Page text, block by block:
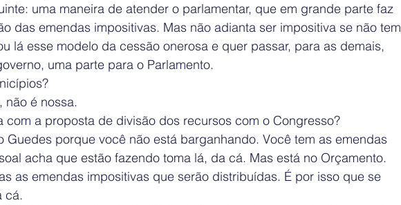
uma maneira de atender o parlamentar, que em grande parte faz
das emendas impositivas. Mas não adianta ser impositiva se não tem
lá esse modelo da cessão onerosa e quer passar, para as demais,
uma parte para o Parlamento.
não é nossa.
com a proposta de divisão dos recursos com o Congresso?
Guedes porque você não está barganhando. Você tem as emendas
acha que estão fazendo toma lá, da cá. Mas está no Orçamento.
as emendas impositivas que serão distribuídas. É por isso que se
cá.